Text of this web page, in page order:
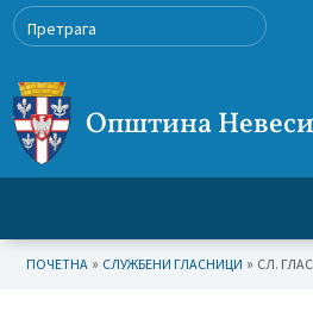
Општина
ПОЧЕТНА » СЛУЖБЕНИ ГЛАСНИЦИ » СЛ.